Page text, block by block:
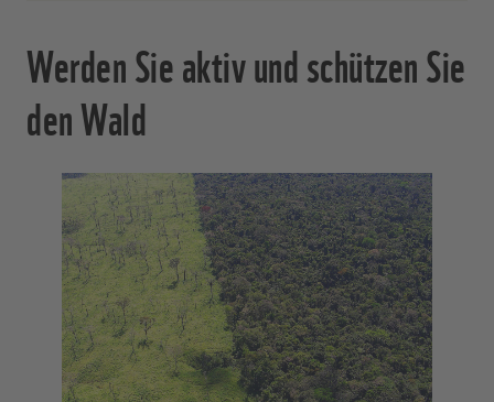
Werden Sie aktiv und schützen Sie
den Wald